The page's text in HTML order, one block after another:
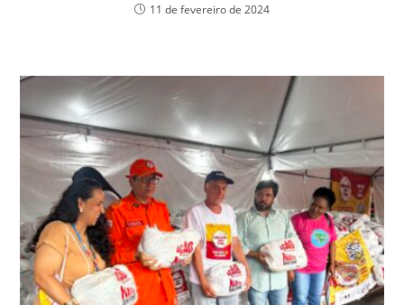
11 de fevereiro de 2024